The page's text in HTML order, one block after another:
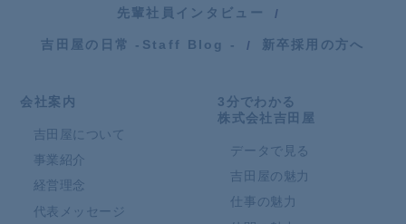
先輩社員インタビュー
吉田屋の日常 -Staff Blog - 新卒採用の方へ
会社案内
吉田屋について
事業紹介
経営理念
代表メッセージ
3分でわかる
株式会社吉田屋
データで見る
吉田屋の魅力
仕事の魅力